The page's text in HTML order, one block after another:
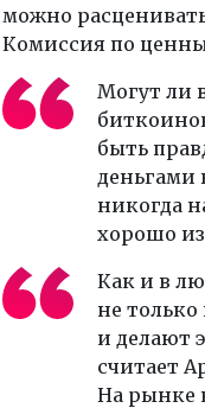
можно
Комиссия по
Могут ли
быть
деньгами
никогда
хорошо
Как и в
не только
и делают
считает
На рынке